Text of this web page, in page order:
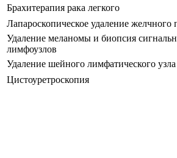
Брахитерапия рака легкого
Лапароскопическое удаление желчного
Удаление меланомы и биопсия
лимфоузлов
Удаление шейного лимфатического узла
Цистоуретроскопия